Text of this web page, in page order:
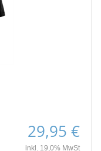
29,95 €
inkl. 19,0% MwSt